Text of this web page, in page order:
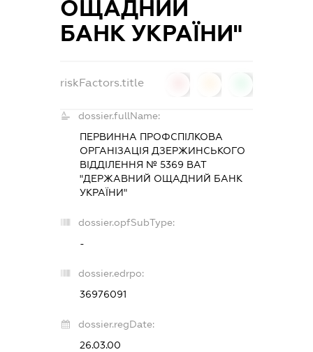
ОЩАДНИЙ
БАНК УКРАЇНИ"
riskFactors.title
dossier.fullName:
ПЕРВИННА ПРОФСПІЛКОВА
ОРГАНІЗАЦІЯ ДЗЕРЖИНСЬКОГО
ВІДДІЛЕННЯ № 5369 ВАТ
"ДЕРЖАВНИЙ ОЩАДНИЙ БАНК
УКРАЇНИ"
dossier.opfSubType:
-
dossier.edrpo:
36976091
dossier.regDate:
26.03.00